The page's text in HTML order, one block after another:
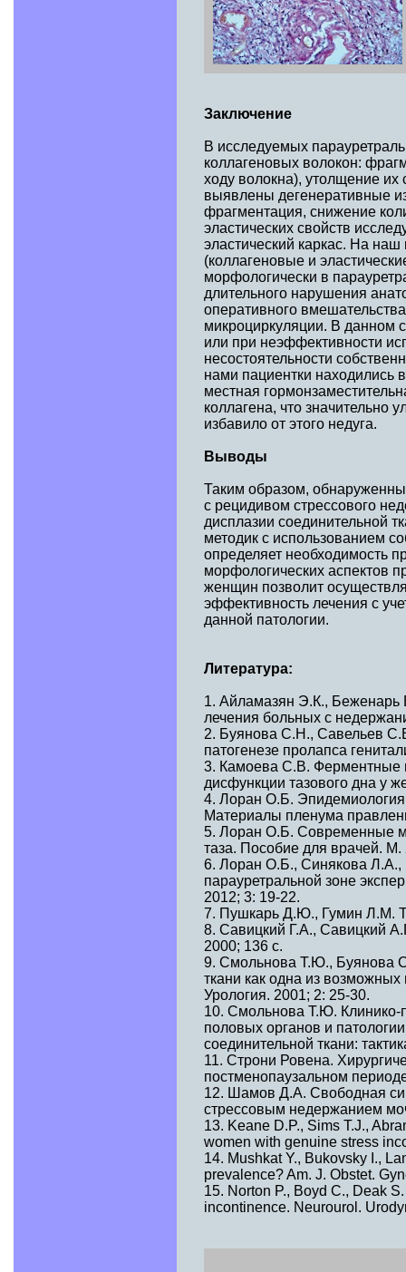
Заключение
В исследуемых
коллагеновых волокон:
ходу волокна), утолщение
выявлены дегенеративные
фрагментация, снижение
эластических свойств
эластический каркас. На
(коллагеновые и
морфологически в
длительного нарушения
оперативного
микроциркуляции. В данном
или при неэффективности
несостоятельности
нами пациентки находились
местная
коллагена, что значительно
избавило от этого недуга.
Выводы
Таким образом,
с рецидивом стрессового
дисплазии соединительной
методик с использованием
определяет необходимость
морфологических аспектов
женщин позволит
эффективность лечения с
данной патологии.
Литература:
1. Айламазян Э.К., Беженарь
лечения больных с
2. Буянова С.Н., Савельев
патогенезе пролапса
3. Камоева С.В. Ферментные и
дисфункции тазового дна у
4. Лоран О.Б. Эпидемиология,
Материалы пленума
5. Лоран О.Б. Современные
таза. Пособие для врачей. М.
6. Лоран О.Б., Синякова
парауретральной зоне
2012; 3: 19-22.
7. Пушкарь Д.Ю., Гумин Л.М.
8. Савицкий Г.А., Савицкий
2000; 136 с.
9. Смольнова Т.Ю., Буянова
ткани как одна из
Урология. 2001; 2: 25-30.
10. Смольнова Т.Ю. Клинико-
половых органов и
соединительной ткани:
11. Строни Ровена.
постменопаузальном
12. Шамов Д.А. Свободная
стрессовым недержанием
13. Keane D.P., Sims T.J.,
women with genuine stress
14. Mushkat Y., Bukovsky I.,
prevalence? Am. J. Obstet.
15. Norton P., Boyd C., Deak
incontinence. Neurourol.